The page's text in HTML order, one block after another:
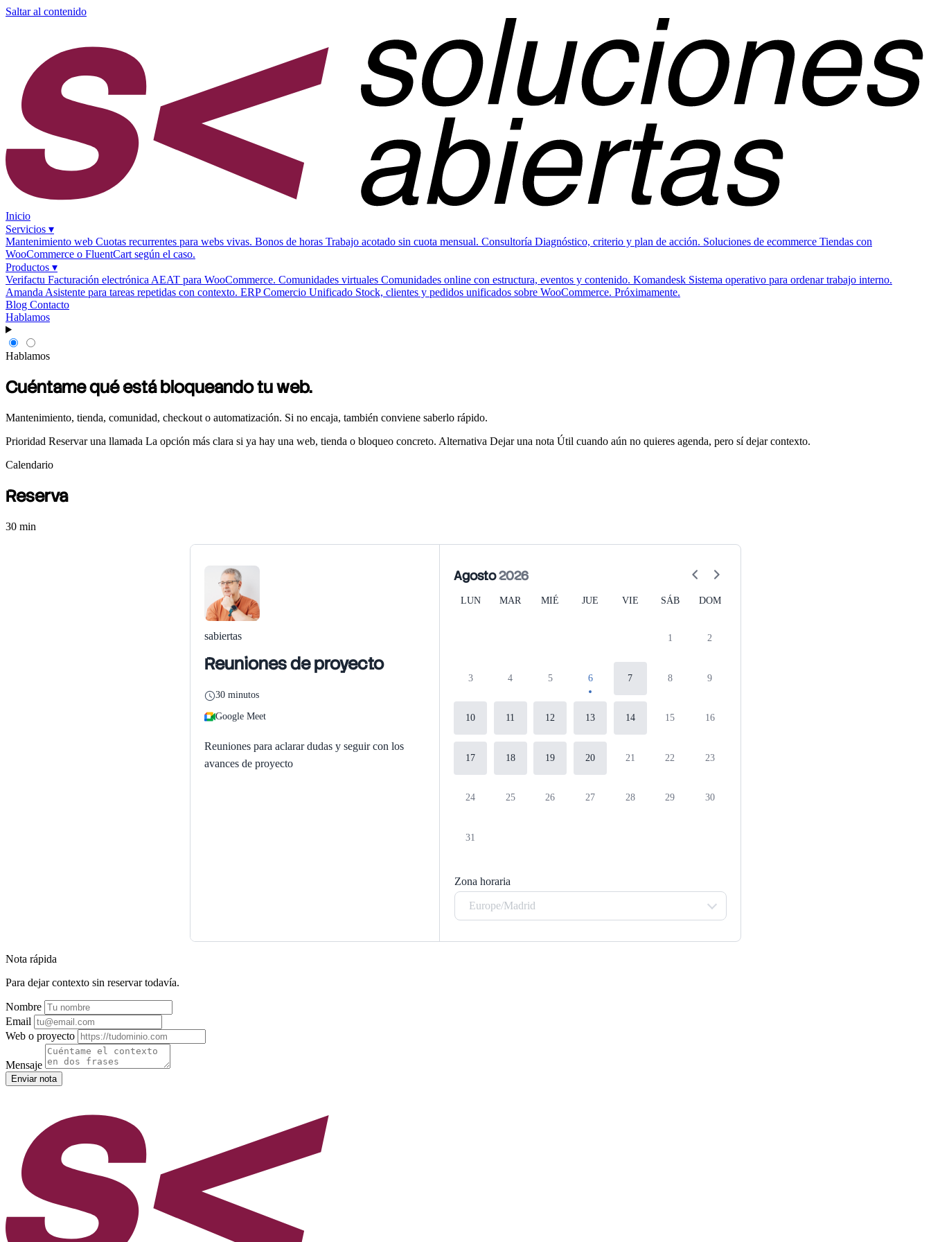
Saltar al contenido
Inicio
Servicios ▾
Mantenimiento web Cuotas recurrentes para webs vivas. Bonos de horas Trabajo acotado sin cuota mensual. Consultoría Diagnóstico, criterio y plan de acción. Soluciones de ecommerce Tiendas con
WooCommerce o FluentCart según el caso.
Productos ▾
Verifactu Facturación electrónica AEAT para WooCommerce. Comunidades virtuales Comunidades online con estructura, eventos y contenido. Komandesk Sistema operativo para ordenar trabajo interno.
Amanda Asistente para tareas repetidas con contexto. ERP Comercio Unificado Stock, clientes y pedidos unificados sobre WooCommerce. Próximamente.
Blog Contacto
Hablamos
Hablamos
Cuéntamequé está bloqueando tu web.
Mantenimiento, tienda, comunidad, checkout o automatización. Si no encaja, también conviene saberlo rápido.
Prioridad Reservar una llamada La opción más clara si ya hay una web, tienda o bloqueo concreto. Alternativa Dejar una nota Útil cuando aún no quieres agenda, pero sí dejar contexto.
Calendario
Reserva
30 min
sabiertas
Reuniones de proyecto
30 minutos
Google Meet
Reuniones para aclarar dudas y seguir con los
avances de proyecto
Agosto2026
LUN MAR MIÉ JUE VIE SÁB DOM
1 2
3 4 5 6 7 8 9
10 11 12 13 14 15 16
17 18 19 20 21 22 23
24 25 26 27 28 29 30
31
Zona horaria
Europe/Madrid
Nota rápida
Para dejar contexto sin reservar todavía.
Nombre
Email
Web o proyecto
Mensaje
Enviar nota